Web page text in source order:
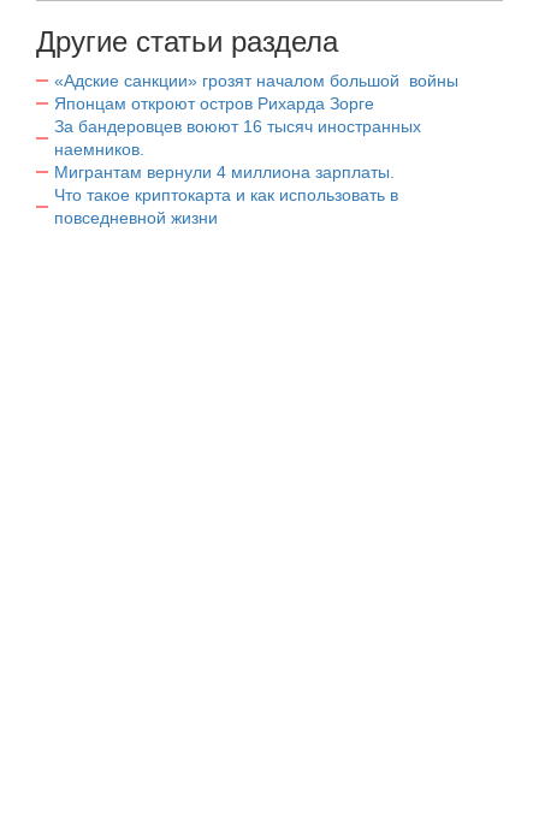
Другие статьи раздела
«Адские санкции» грозят началом большой войны
Японцам откроют остров Рихарда Зорге
За бандеровцев воюют 16 тысяч иностранных
наемников.
Мигрантам вернули 4 миллиона зарплаты.
Что такое криптокарта и как использовать в
повседневной жизни